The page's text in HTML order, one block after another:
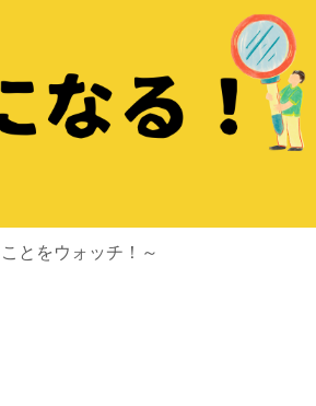
とをウォッチ！～